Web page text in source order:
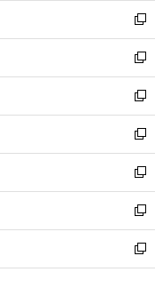
く
で
開
く
ド
ウ
で
開
く
ィ
ン
ド
ウ
で
開
く
し
い
ウ
ィ
ン
ド
ウ
で
開
く
新
し
い
ウ
ィ
ン
ド
ウ
で
開
く
新
し
い
ウ
ィ
ン
ド
ウ
で
開
く
新
し
い
ウ
ィ
ン
ド
ウ
で
開
新
し
い
ウ
ィ
ン
ド
ウ
新
し
い
ウ
ィ
ン
新
し
い
ウ
新
し